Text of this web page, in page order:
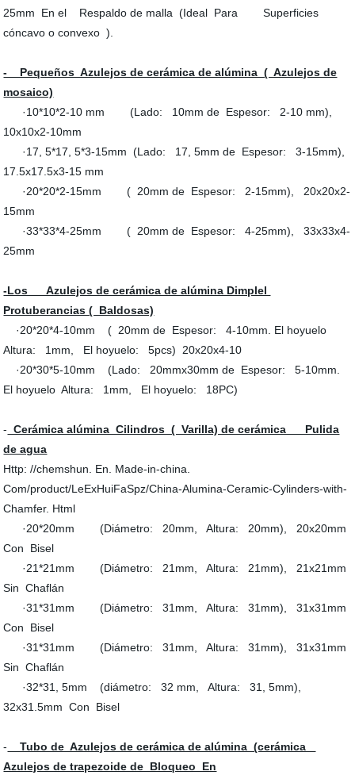
25mm En el Respaldo de malla (Ideal Para Superficies
cóncavo o convexo ).
- Pequeños Azulejos de cerámica de alúmina ( Azulejos de
mosaico)
·10*10*2-10 mm (Lado: 10mm de Espesor: 2-10 mm),
10x10x2-10mm
·17, 5*17, 5*3-15mm (Lado: 17, 5mm de Espesor: 3-15mm),
17.5x17.5x3-15 mm
·20*20*2-15mm ( 20mm de Espesor: 2-15mm), 20x20x2-
15mm
·33*33*4-25mm ( 20mm de Espesor: 4-25mm), 33x33x4-
25mm
-Los Azulejos de cerámica de alúmina Dimplel
Protuberancias ( Baldosas)
·20*20*4-10mm ( 20mm de Espesor: 4-10mm. El hoyuelo
Altura: 1mm, El hoyuelo: 5pcs) 20x20x4-10
·20*30*5-10mm (Lado: 20mmx30mm de Espesor: 5-10mm.
El hoyuelo Altura: 1mm, El hoyuelo: 18PC)
- Cerámica alúmina Cilindros ( Varilla) de cerámica Pulida
de agua
Http: //chemshun. En. Made-in-china.
Com/product/LeExHuiFaSpz/China-Alumina-Ceramic-Cylinders-with-
Chamfer. Html
·20*20mm (Diámetro: 20mm, Altura: 20mm), 20x20mm
Con Bisel
·21*21mm (Diámetro: 21mm, Altura: 21mm), 21x21mm
Sin Chaflán
·31*31mm (Diámetro: 31mm, Altura: 31mm), 31x31mm
Con Bisel
·31*31mm (Diámetro: 31mm, Altura: 31mm), 31x31mm
Sin Chaflán
·32*31, 5mm (diámetro: 32 mm, Altura: 31, 5mm),
32x31.5mm Con Bisel
- Tubo de Azulejos de cerámica de alúmina (cerámica
Azulejos de trapezoide de Bloqueo En